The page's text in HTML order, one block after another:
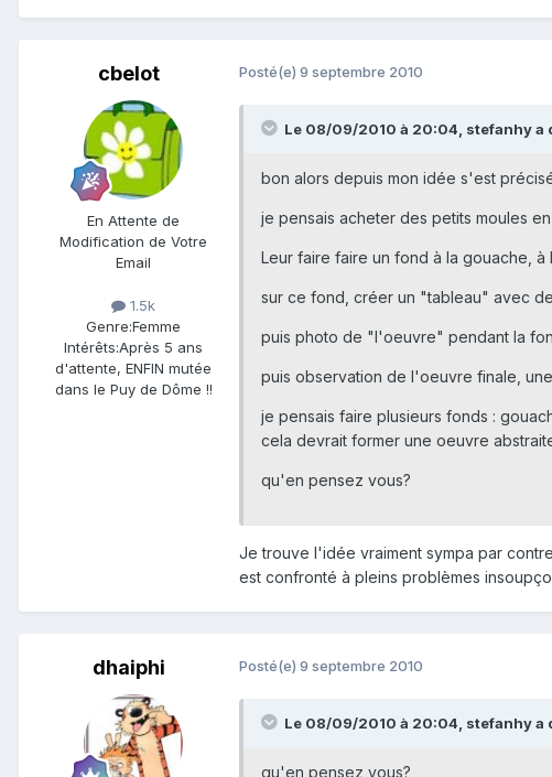
cbelot
En Attente de
Modification de Votre
Email
1.5k
Genre:Femme
Intérêts:Après 5 ans
d'attente, ENFIN mutée
dans le Puy de Dôme !!
Posté(e) 9 septembre 2010
Le 08/09/2010 à 20:04, stefanhy a
bon alors depuis mon idée s'est
je pensais acheter des petits moules
Leur faire faire un fond à la gouache, à
sur ce fond, créer un "tableau" avec
puis photo de "l'oeuvre" pendant la
puis observation de l'oeuvre finale,
je pensais faire plusieurs fonds :
cela devrait former une oeuvre
qu'en pensez vous?
Je trouve l'idée vraiment sympa par
est confronté à pleins problèmes
dhaiphi Posté(e) 9 septembre 2010
Le 08/09/2010 à 20:04, stefanhy a
qu'en pensez vous?